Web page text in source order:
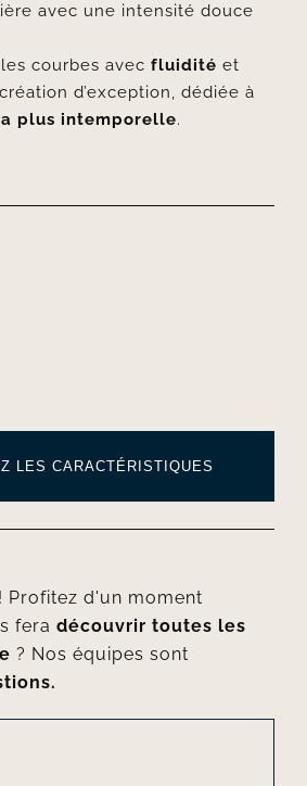
avec une intensité douce
les courbes avecfluidité et
d’exception, dédiée à
plus intemporelle.
LES CARACTÉRISTIQUES
! Profitez d'un moment
feradécouvrir toutes les
? Nos équipes sont